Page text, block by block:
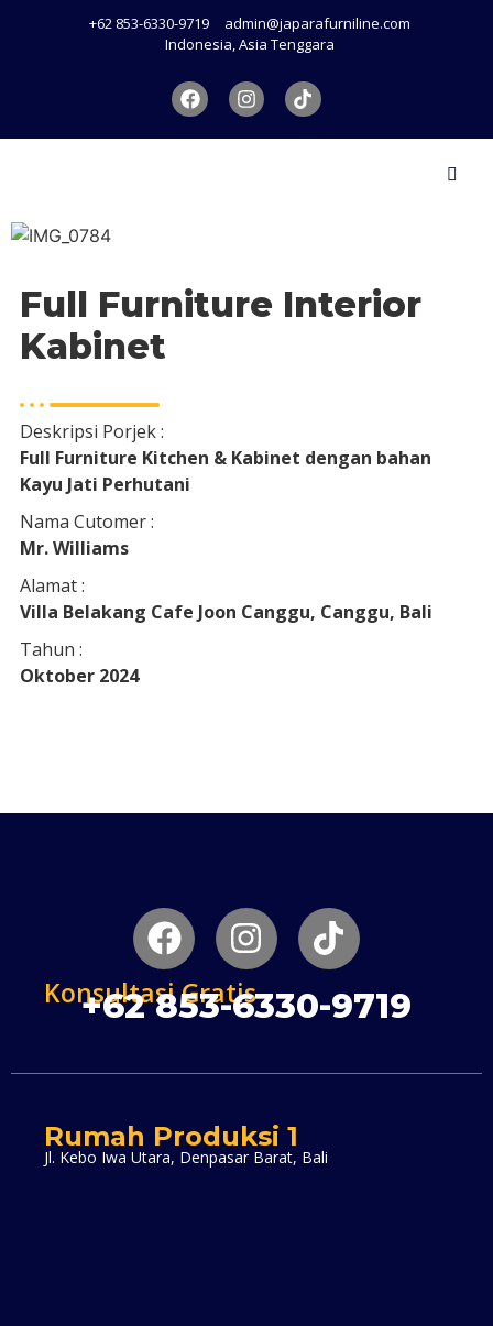
+62 853-6330-9719
admin@japarafurniline.com
Indonesia, Asia Tenggara
Full Furniture Interior
Kabinet
Deskripsi Porjek :
Full Furniture Kitchen & Kabinet dengan bahan
Kayu Jati Perhutani
Nama Cutomer :
Mr. Williams
Alamat :
Villa Belakang Cafe Joon Canggu, Canggu, Bali
Tahun :
Oktober 2024
Konsultasi Gratis
+62 853-6330-9719
Rumah Produksi 1
Jl. Kebo Iwa Utara, Denpasar Barat, Bali